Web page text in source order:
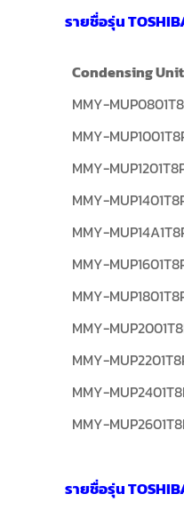
รายชื่อรุ่น
Condensing
MMY-
MMY-
MMY-
MMY-
MMY-
MMY-
MMY-
MMY-
MMY-
MMY-
MMY-
รายชื่อรุ่น